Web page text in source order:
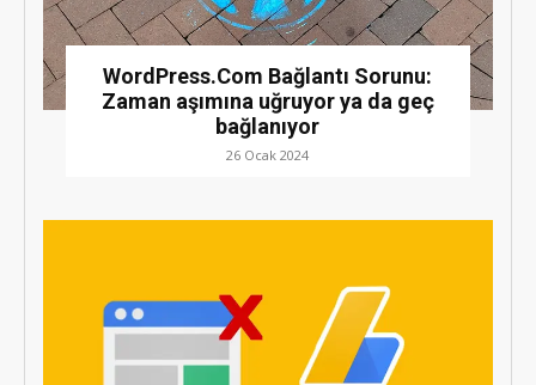
WordPress.Com Bağlantı Sorunu:
Zaman aşımına uğruyor ya da geç
bağlanıyor
26 Ocak 2024